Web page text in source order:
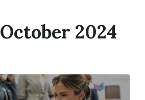
October 2024